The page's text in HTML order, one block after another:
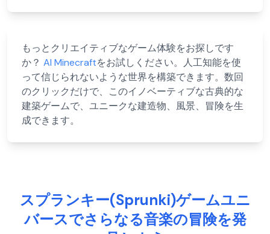
もっとクリエイティブなゲーム体験をお探しです
か？ AI Minecraftをお試しください。人工知能を使
って信じられないような世界を構築できます。数回
のクリックだけで、このイノベーティブな古典的な
建築ゲームで、ユニークな建造物、風景、冒険を生
成できます。
スプランキー(Sprunki)ゲームユニ
バースでさらなる音楽の冒険を発